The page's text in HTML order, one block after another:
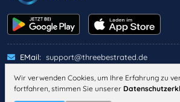
EMail: support@threebestrated.de
IMPRESSUM
DATENSCHUTZ
Wir verwenden Cookies, um Ihre Erfahrung zu
fortfahren, stimmen Sie unserer